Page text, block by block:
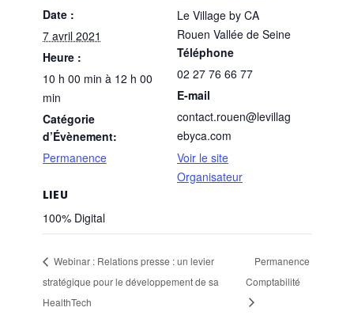
Date :
7 avril 2021
Heure :
10 h 00 min à 12 h 00
min
Catégorie
d’Évènement:
Permanence
LIEU
100% Digital
Le Village by CA
Rouen Vallée de Seine
Téléphone
02 27 76 66 77
E-mail
contact.rouen@levillag
ebyca.com
Voir le site
Organisateur
Webinar : Relations presse : un levier
stratégique pour le développement de sa
HealthTech
Permanence
Comptabilité